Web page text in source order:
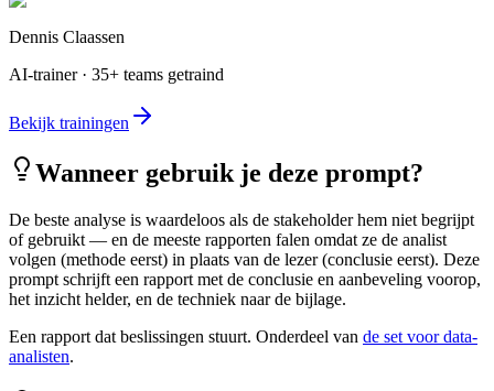
Dennis Claassen
AI-trainer · 35+ teams getraind
Bekijk trainingen
Wanneer gebruik je deze prompt?
De beste analyse is waardeloos als de stakeholder hem niet begrijpt
of gebruikt — en de meeste rapporten falen omdat ze de analist
volgen (methode eerst) in plaats van de lezer (conclusie eerst). Deze
prompt schrijft een rapport met de conclusie en aanbeveling voorop,
het inzicht helder, en de techniek naar de bijlage.
Een rapport dat beslissingen stuurt. Onderdeel van de set voor data-
analisten.